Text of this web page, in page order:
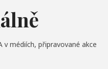
v médiích, připravované akce